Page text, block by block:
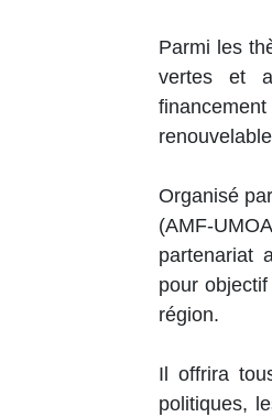
Parmi les
vertes et
Organisé
(AMF-
partenariat
pour
région.
Il offrira
politiques,